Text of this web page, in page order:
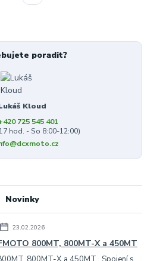
poradit?
Kloud
725 545 401
hod. - So 8:00-12:00)
Novinky
23.02.2026
800MT, 800MT-X a 450MT